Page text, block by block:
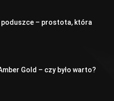
poduszce – prostota, która
Gold – czy było warto?